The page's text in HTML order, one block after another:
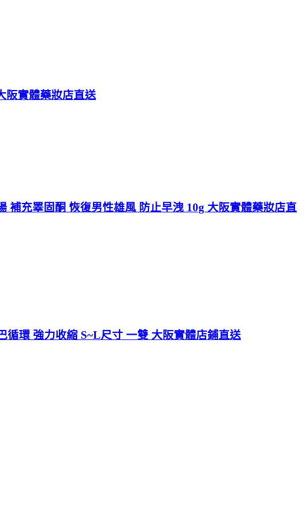
阪實體藥妝店直送
充睪固酮 恢復男性雄風 防止早洩 10g 大阪實體藥妝店直
環 強力收縮 S~L尺寸 一雙 大阪實體店鋪直送